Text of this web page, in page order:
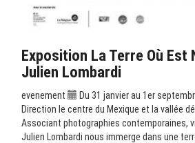
Exposition La Terre Où Est
Julien Lombardi
evenement
Du 31 janvier au 1er
Direction le centre du Mexique et la vallée
Associant photographies contemporaines,
Julien Lombardi nous immerge dans une